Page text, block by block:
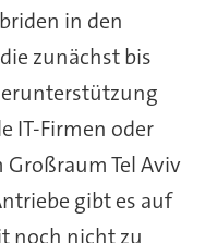
in den
zunächst bis
IT-Firmen oder
Tel Aviv
gibt es auf
noch nicht zu